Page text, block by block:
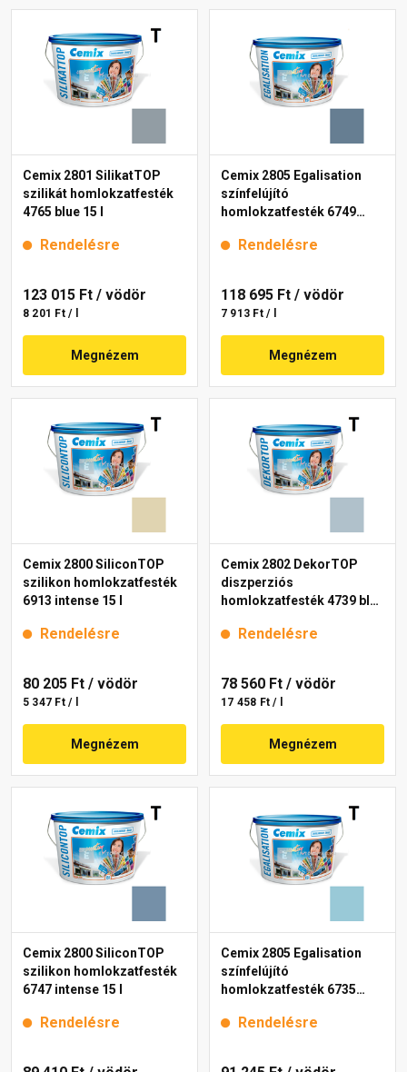
Cemix 2801 SilikatTOP
szilikát homlokzatfesték
4765 blue 15 l
Rendelésre
123 015 Ft / vödör
8 201 Ft / l
Megnézem
Cemix 2805 Egalisation
színfelújító
homlokzatfesték 6749
Rendelésre
118 695 Ft / vödör
7 913 Ft / l
Megnézem
Cemix 2800 SiliconTOP
szilikon homlokzatfesték
6913 intense 15 l
Rendelésre
80 205 Ft / vödör
5 347 Ft / l
Megnézem
Cemix 2802 DekorTOP
diszperziós
homlokzatfesték 4739 blue
Rendelésre
78 560 Ft / vödör
17 458 Ft / l
Megnézem
Cemix 2800 SiliconTOP
szilikon homlokzatfesték
6747 intense 15 l
Rendelésre
Cemix 2805 Egalisation
színfelújító
homlokzatfesték 6735
Rendelésre